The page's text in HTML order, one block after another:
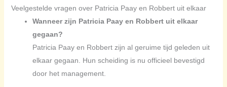
Veelgestelde vragen over Patricia Paay en Robbert uit elkaar
Wanneer zijn Patricia Paay en Robbert uit elkaar
gegaan?
Patricia Paay en Robbert zijn al geruime tijd geleden uit
elkaar gegaan. Hun scheiding is nu officieel bevestigd
door het management.